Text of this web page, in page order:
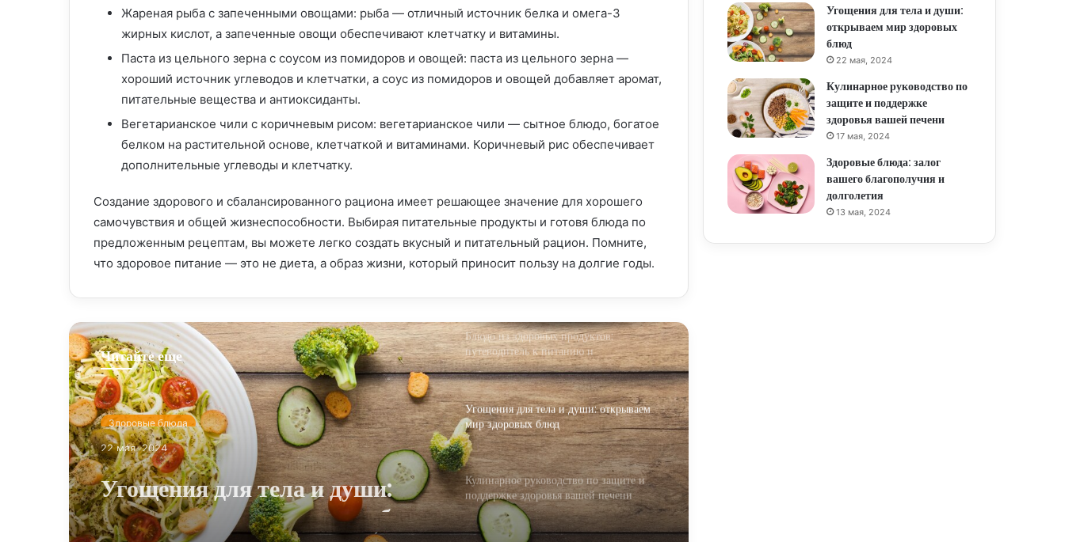
Жареная рыба с запеченными овощами: рыба — отличный источник белка и омега-3
жирных кислот, а запеченные овощи обеспечивают клетчатку и витамины.
Паста из цельного зерна с соусом из помидоров и овощей: паста из цельного зерна —
хороший источник углеводов и клетчатки, а соус из помидоров и овощей добавляет аромат,
питательные вещества и антиоксиданты.
Вегетарианское чили с коричневым рисом: вегетарианское чили — сытное блюдо, богатое
белком на растительной основе, клетчаткой и витаминами. Коричневый рис обеспечивает
дополнительные углеводы и клетчатку.
Создание здорового и сбалансированного рациона имеет решающее значение для хорошего
самочувствия и общей жизнеспособности. Выбирая питательные продукты и готовя блюда по
предложенным рецептам, вы можете легко создать вкусный и питательный рацион. Помните,
что здоровое питание — это не диета, а образ жизни, который приносит пользу на долгие годы.
Читайте еще
Здоровые блюда
22 мая, 2024
Угощения для тела и души:
открываем мир здоровых блюд
вкусные рецепты здорового питания
Здоровое и красивое блюдо: искусство
сочетания вкуса и эстетики
Здоровый обед для продуктивного дня
здорового питания
Наслаждайтесь вкусными и полезными
понравится
Блюдо из здоровых продуктов:
путеводитель к питанию и
благополучию
Угощения для тела и души: открываем
мир здоровых блюд
Кулинарное руководство по защите и
поддержке здоровья вашей печени
Угощения для тела и души:
открываем мир здоровых
блюд
22 мая, 2024
Кулинарное руководство по
защите и поддержке
здоровья вашей печени
17 мая, 2024
Здоровые блюда: залог
вашего благополучия и
долголетия
13 мая, 2024